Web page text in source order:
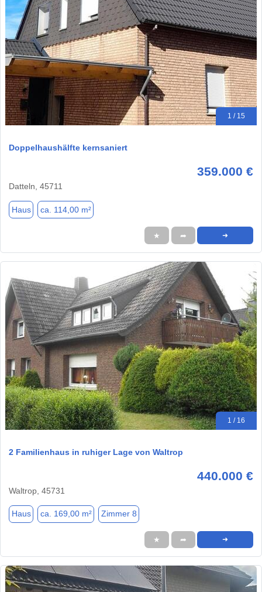
1 / 15
Doppelhaushälfte kernsaniert
359.000 €
Datteln, 45711
Haus ca. 114,00 m²
★ ➦ ➜
1 / 16
2 Familienhaus in ruhiger Lage von Waltrop
440.000 €
Waltrop, 45731
Haus ca. 169,00 m² Zimmer 8
★ ➦ ➜